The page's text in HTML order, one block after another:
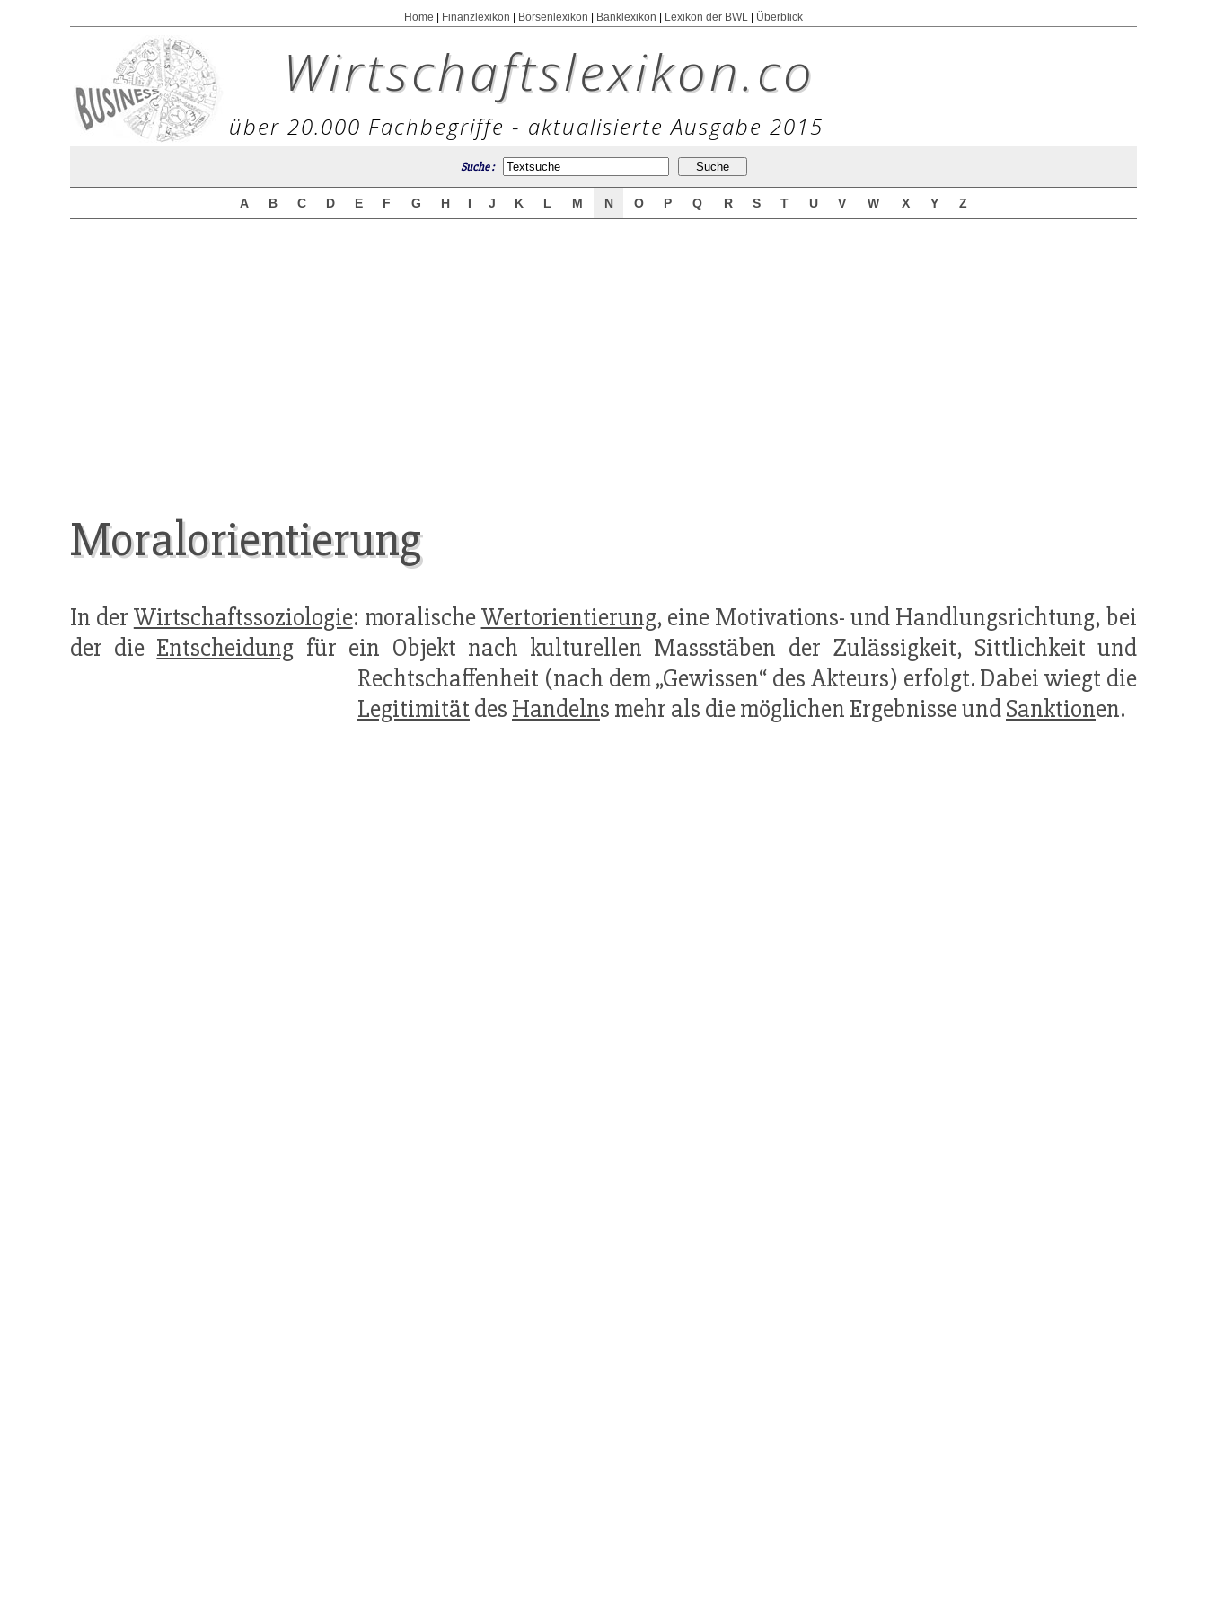
Home Finanzlexikon Börsenlexikon Banklexikon Lexikon der BWL Überblick
Wirtschaftslexikon.co
über 20.000 Fachbegriffe - aktualisierte Ausgabe 2015
Suche :
A B C D E F G H I J K L M N O P Q R S T U V W X Y Z
Moralorientierung
In der Wirtschaftssoziologie: moralischeWertorientierung, eine Motivations- und Handlungsrichtung, bei
der die Entscheidung für ein Objekt nach kulturellen Massstäben der Zulässigkeit, Sittlichkeit und
Rechtschaffenheit (nach dem „Gewissen“ des Akteurs) erfolgt. Dabei wiegt die
Legitimität des Handelns mehr als die möglichen Ergebnisse undSanktionen.